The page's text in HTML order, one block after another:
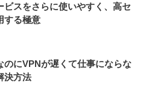
ビスをさらに使いやすく、高セ
する極意
のにVPNが遅くて仕事にならな
決方法